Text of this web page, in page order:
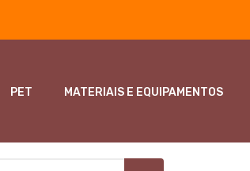
PET MATERIAIS E EQUIPAMENTOS